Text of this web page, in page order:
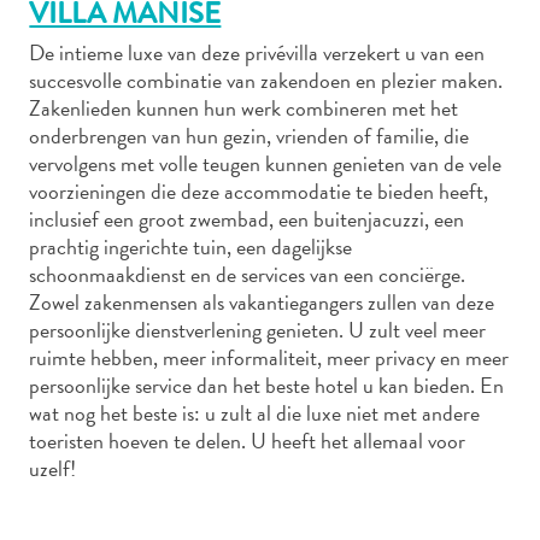
Autoverhuur
Bezienswaardigheden
Diversen
Duik-
en
snorkelplekken
Duikoperators
Eten
en
drinken
Kunst
en
cultuur
VILLA MANISE
De intieme luxe van deze privévilla verzekert u van een
succesvolle combinatie van zakendoen en plezier maken.
Zakenlieden kunnen hun werk combineren met het
onderbrengen van hun gezin, vrienden of familie, die
vervolgens met volle teugen kunnen genieten van de vele
voorzieningen die deze accommodatie te bieden heeft,
inclusief een groot zwembad, een buitenjacuzzi, een
prachtig ingerichte tuin, een dagelijkse
schoonmaakdienst en de services van een conciërge.
Zowel zakenmensen als vakantiegangers zullen van deze
persoonlijke dienstverlening genieten. U zult veel meer
ruimte hebben, meer informaliteit, meer privacy en meer
persoonlijke service dan het beste hotel u kan bieden. En
wat nog het beste is: u zult al die luxe niet met andere
toeristen hoeven te delen. U heeft het allemaal voor
uzelf!